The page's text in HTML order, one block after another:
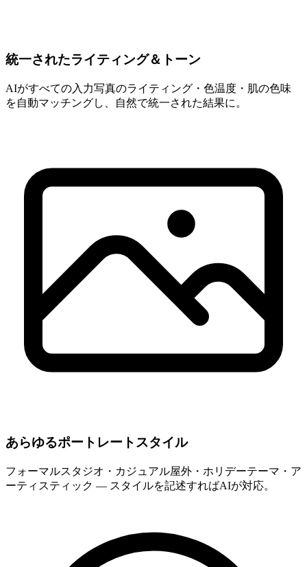
統一されたライティング＆トーン
AIがすべての入力写真のライティング・色温度・肌の色味
を自動マッチングし、自然で統一された結果に。
あらゆるポートレートスタイル
フォーマルスタジオ・カジュアル屋外・ホリデーテーマ・ア
ーティスティック — スタイルを記述すればAIが対応。